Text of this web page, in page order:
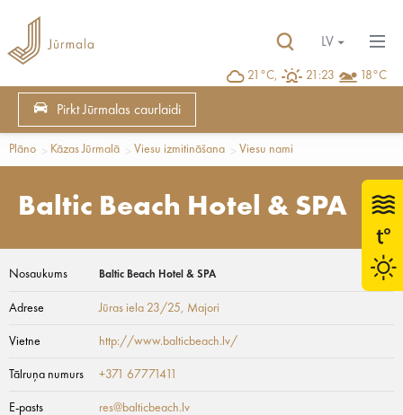
21°C, 21:23 18°C
LV
Pirkt Jūrmalas caurlaidi
Plāno Kāzas Jūrmalā Viesu izmitināšana Viesu nami
Baltic Beach Hotel & SPA
Nosaukums Baltic Beach Hotel & SPA
Adrese Jūras iela 23/25, Majori
Vietne http://www.balticbeach.lv/
Tālruņa numurs +371 67771411
E-pasts res@balticbeach.lv